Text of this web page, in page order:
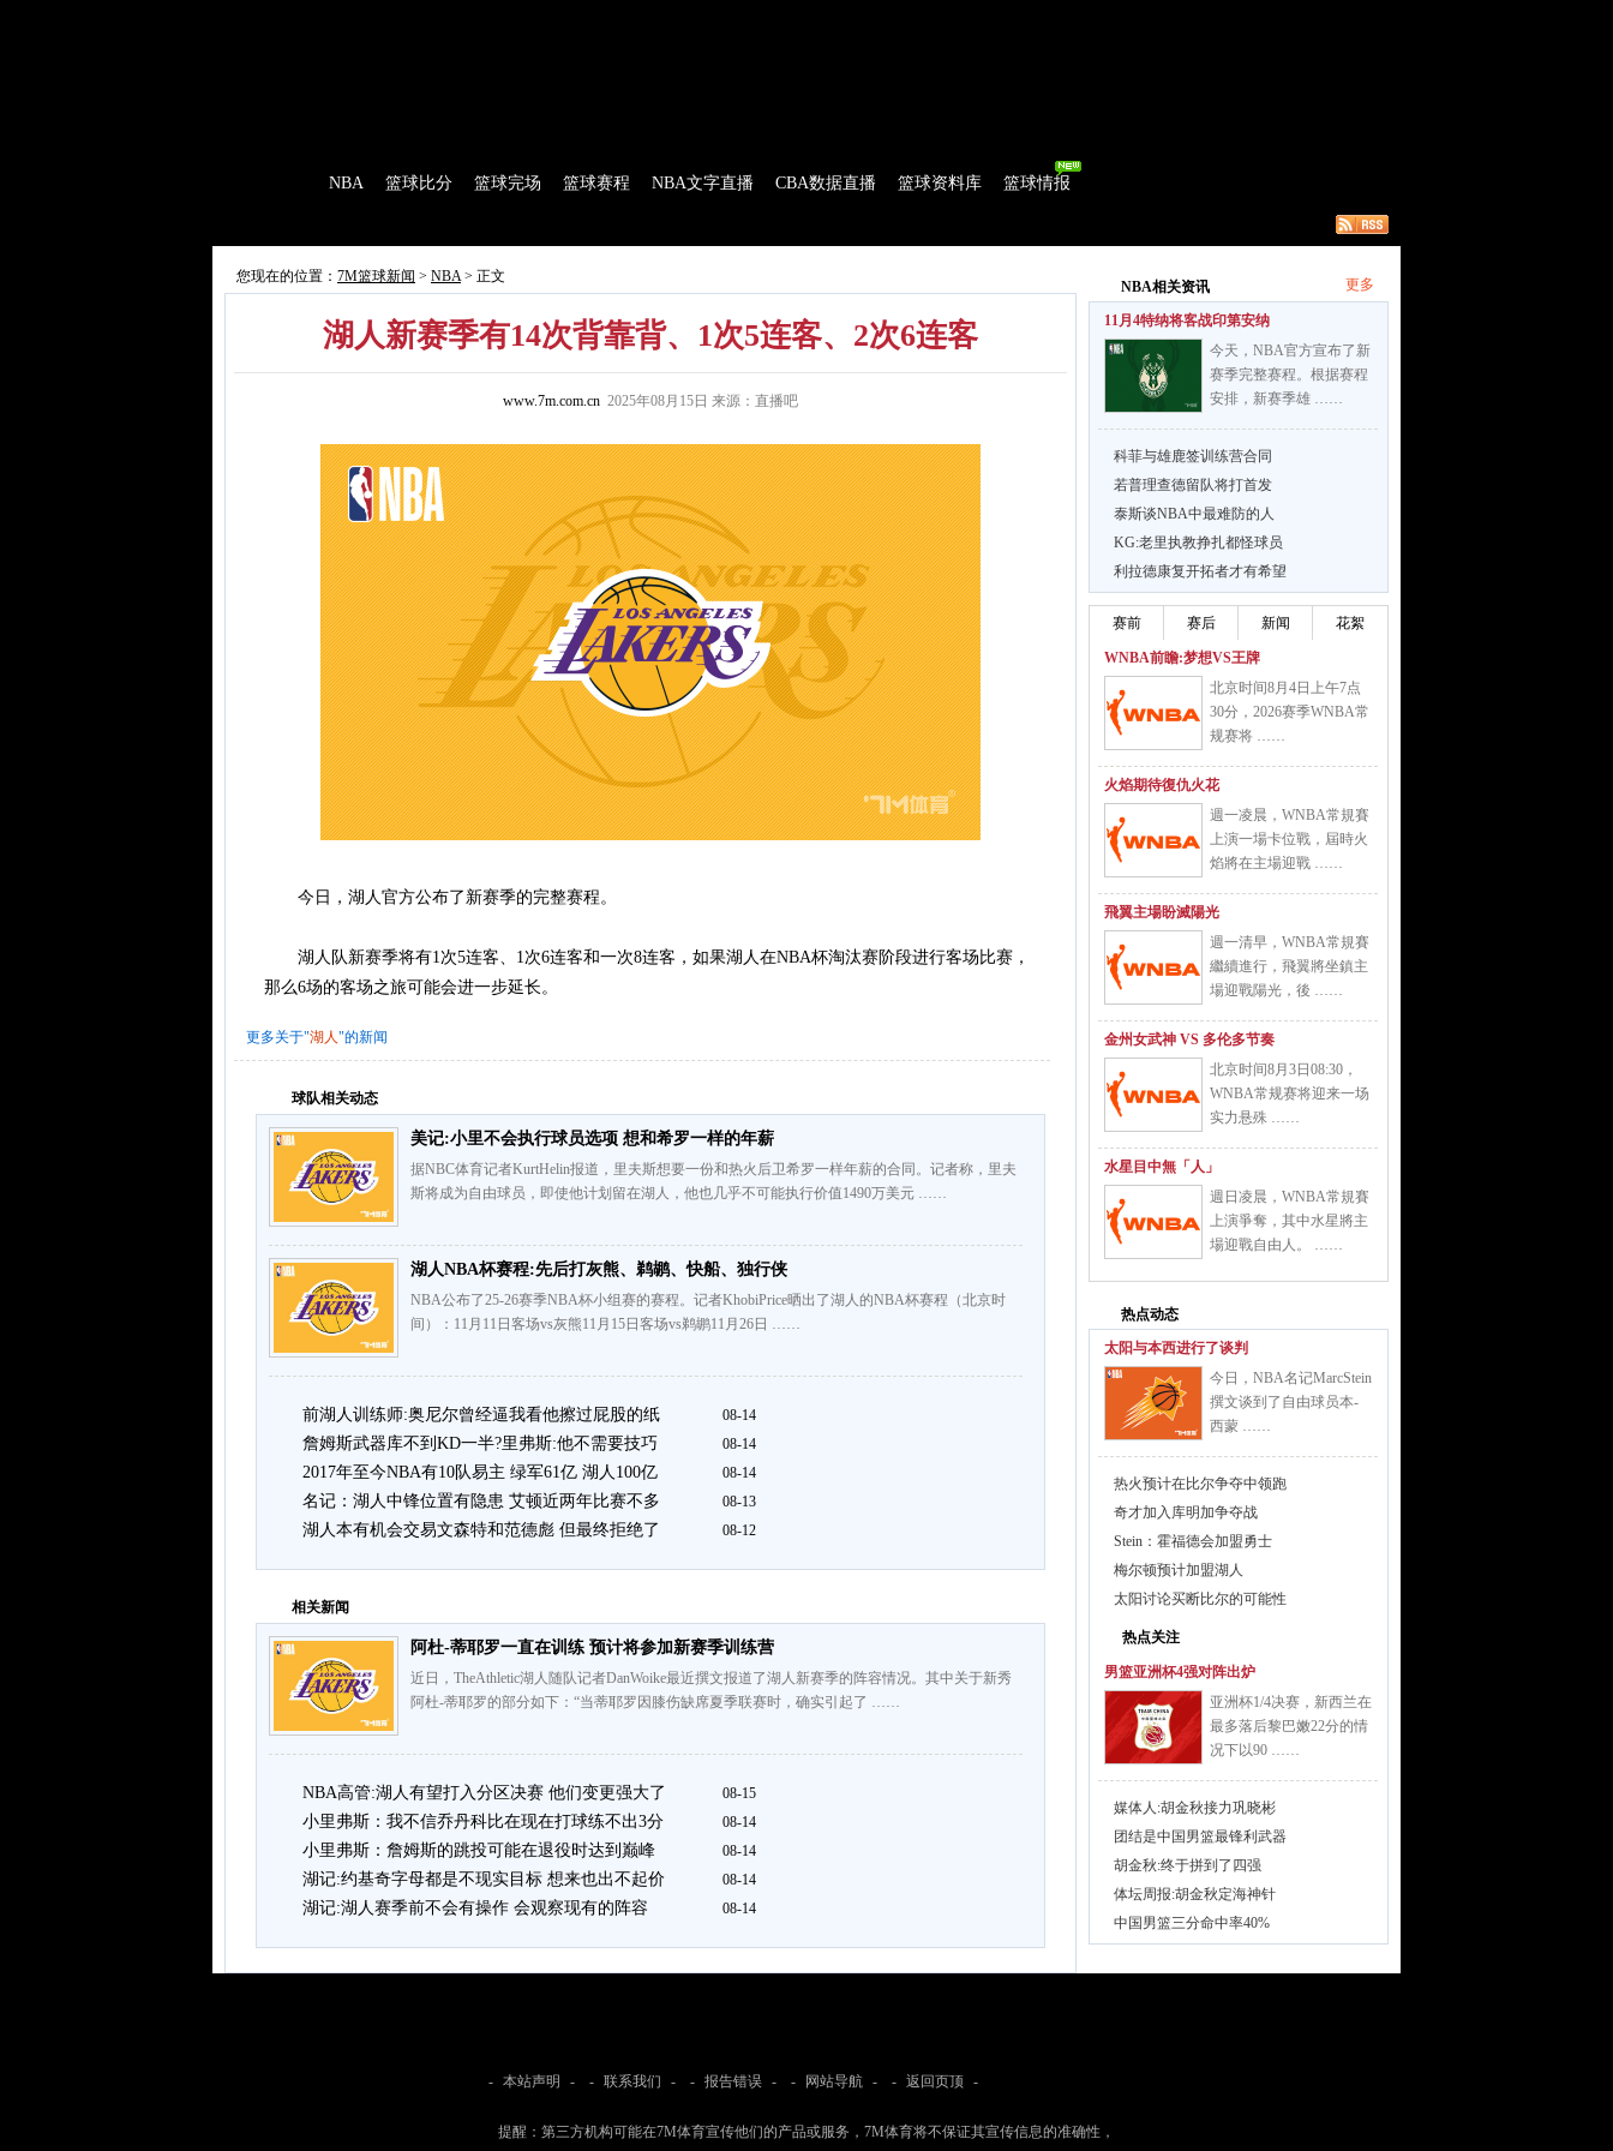
NBA 篮球比分 篮球完场 篮球赛程 NBA文字直播 CBA数据直播 篮球资料库 篮球情报
您现在的位置： 7M篮球新闻 > NBA> 正文
湖人新赛季有14次背靠背、1次5连客、2次6连客
www.7m.com.cn 2025年08月15日 来源：直播吧
今日，湖人官方公布了新赛季的完整赛程。
湖人队新赛季将有1次5连客、1次6连客和一次8连客，如果湖人在NBA杯淘汰赛阶段进行客场比赛，
那么6场的客场之旅可能会进一步延长。
更多关于"湖人"的新闻
球队相关动态
美记:小里不会执行球员选项 想和希罗一样的年薪
据NBC体育记者KurtHelin报道，里夫斯想要一份和热火后卫希罗一样年薪的合同。记者称，里夫
斯将成为自由球员，即使他计划留在湖人，他也几乎不可能执行价值1490万美元 ……
湖人NBA杯赛程:先后打灰熊、鹈鹕、快船、独行侠
NBA公布了25-26赛季NBA杯小组赛的赛程。记者KhobiPrice晒出了湖人的NBA杯赛程（北京时
间）：11月11日客场vs灰熊11月15日客场vs鹈鹕11月26日 ……
前湖人训练师:奥尼尔曾经逼我看他擦过屁股的纸 08-14
詹姆斯武器库不到KD一半?里弗斯:他不需要技巧 08-14
2017年至今NBA有10队易主 绿军61亿 湖人100亿 08-14
名记：湖人中锋位置有隐患 艾顿近两年比赛不多 08-13
湖人本有机会交易文森特和范德彪 但最终拒绝了 08-12
相关新闻
阿杜-蒂耶罗一直在训练 预计将参加新赛季训练营
近日，TheAthletic湖人随队记者DanWoike最近撰文报道了湖人新赛季的阵容情况。其中关于新秀
阿杜-蒂耶罗的部分如下：“当蒂耶罗因膝伤缺席夏季联赛时，确实引起了 ……
NBA高管:湖人有望打入分区决赛 他们变更强大了 08-15
小里弗斯：我不信乔丹科比在现在打球练不出3分 08-14
小里弗斯：詹姆斯的跳投可能在退役时达到巅峰 08-14
湖记:约基奇字母都是不现实目标 想来也出不起价 08-14
湖记:湖人赛季前不会有操作 会观察现有的阵容 08-14
NBA相关资讯 更多
11月4特纳将客战印第安纳
今天，NBA官方宣布了新
赛季完整赛程。根据赛程
安排，新赛季雄 ……
科菲与雄鹿签训练营合同
若普理查德留队将打首发
泰斯谈NBA中最难防的人
KG:老里执教挣扎都怪球员
利拉德康复开拓者才有希望
赛前 赛后 新闻 花絮
WNBA前瞻:梦想VS王牌
北京时间8月4日上午7点
30分，2026赛季WNBA常
规赛将 ……
火焰期待復仇火花
週一凌晨，WNBA常規賽
上演一場卡位戰，屆時火
焰將在主場迎戰 ……
飛翼主場盼滅陽光
週一清早，WNBA常規賽
繼續進行，飛翼將坐鎮主
場迎戰陽光，後 ……
金州女武神 VS 多伦多节奏
北京时间8月3日08:30，
WNBA常规赛将迎来一场
实力悬殊 ……
水星目中無「人」
週日凌晨，WNBA常規賽
上演爭奪，其中水星將主
場迎戰自由人。 ……
热点动态
太阳与本西进行了谈判
今日，NBA名记MarcStein
撰文谈到了自由球员本-
西蒙 ……
热火预计在比尔争夺中领跑
奇才加入库明加争夺战
Stein：霍福德会加盟勇士
梅尔顿预计加盟湖人
太阳讨论买断比尔的可能性
热点关注
男篮亚洲杯4强对阵出炉
亚洲杯1/4决赛，新西兰在
最多落后黎巴嫩22分的情
况下以90 ……
媒体人:胡金秋接力巩晓彬
团结是中国男篮最锋利武器
胡金秋:终于拼到了四强
体坛周报:胡金秋定海神针
中国男篮三分命中率40%
- 本站声明 - - 联系我们 - - 报告错误 - - 网站导航 - - 返回页顶 -
提醒：第三方机构可能在7M体育宣传他们的产品或服务，7M体育将不保证其宣传信息的准确性，